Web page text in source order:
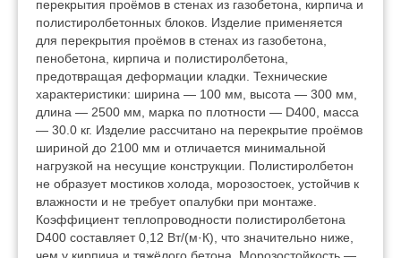
перекрытия проёмов в стенах из газобетона, кирпича и
полистиролбетонных блоков. Изделие применяется
для перекрытия проёмов в стенах из газобетона,
пенобетона, кирпича и полистиролбетона,
предотвращая деформации кладки. Технические
характеристики: ширина — 100 мм, высота — 300 мм,
длина — 2500 мм, марка по плотности — D400, масса
— 30.0 кг. Изделие рассчитано на перекрытие проёмов
шириной до 2100 мм и отличается минимальной
нагрузкой на несущие конструкции. Полистиролбетон
не образует мостиков холода, морозостоек, устойчив к
влажности и не требует опалубки при монтаже.
Коэффициент теплопроводности полистиролбетона
D400 составляет 0,12 Вт/(м·К), что значительно ниже,